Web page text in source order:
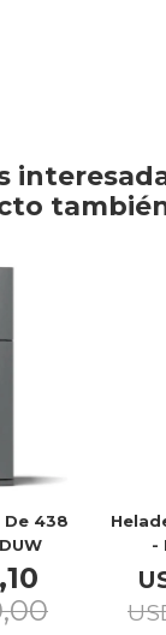
De 438
-